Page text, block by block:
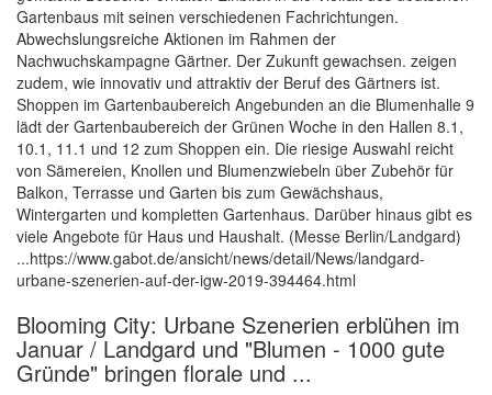
Gartenbaus mit seinen verschiedenen Fachrichtungen.
Abwechslungsreiche Aktionen im Rahmen der
Nachwuchskampagne Gärtner. Der Zukunft gewachsen. zeigen
zudem, wie innovativ und attraktiv der Beruf des Gärtners ist.
Shoppen im Gartenbaubereich Angebunden an die Blumenhalle 9
lädt der Gartenbaubereich der Grünen Woche in den Hallen 8.1,
10.1, 11.1 und 12 zum Shoppen ein. Die riesige Auswahl reicht
von Sämereien, Knollen und Blumenzwiebeln über Zubehör für
Balkon, Terrasse und Garten bis zum Gewächshaus,
Wintergarten und kompletten Gartenhaus. Darüber hinaus gibt es
viele Angebote für Haus und Haushalt. (Messe Berlin/Landgard)
...https://www.gabot.de/ansicht/news/detail/News/landgard-
urbane-szenerien-auf-der-igw-2019-394464.html
Blooming City: Urbane Szenerien erblühen im
Januar / Landgard und "Blumen - 1000 gute
Gründe" bringen florale und ...